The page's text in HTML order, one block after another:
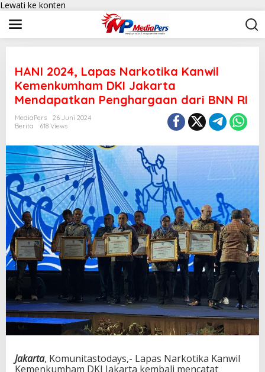
Lewati ke konten
HANI 2024, Lapas Narkotika Kanwil
Kemenkumham DKI Jakarta
Mendapatkan Penghargaan dari BNN RI
MediaPers
26 Juni 2024
Berita
618 Views
Jakarta, Komunitastodays,- Lapas Narkotika Kanwil
Kemenkumham DKI Jakarta kembali mencatat